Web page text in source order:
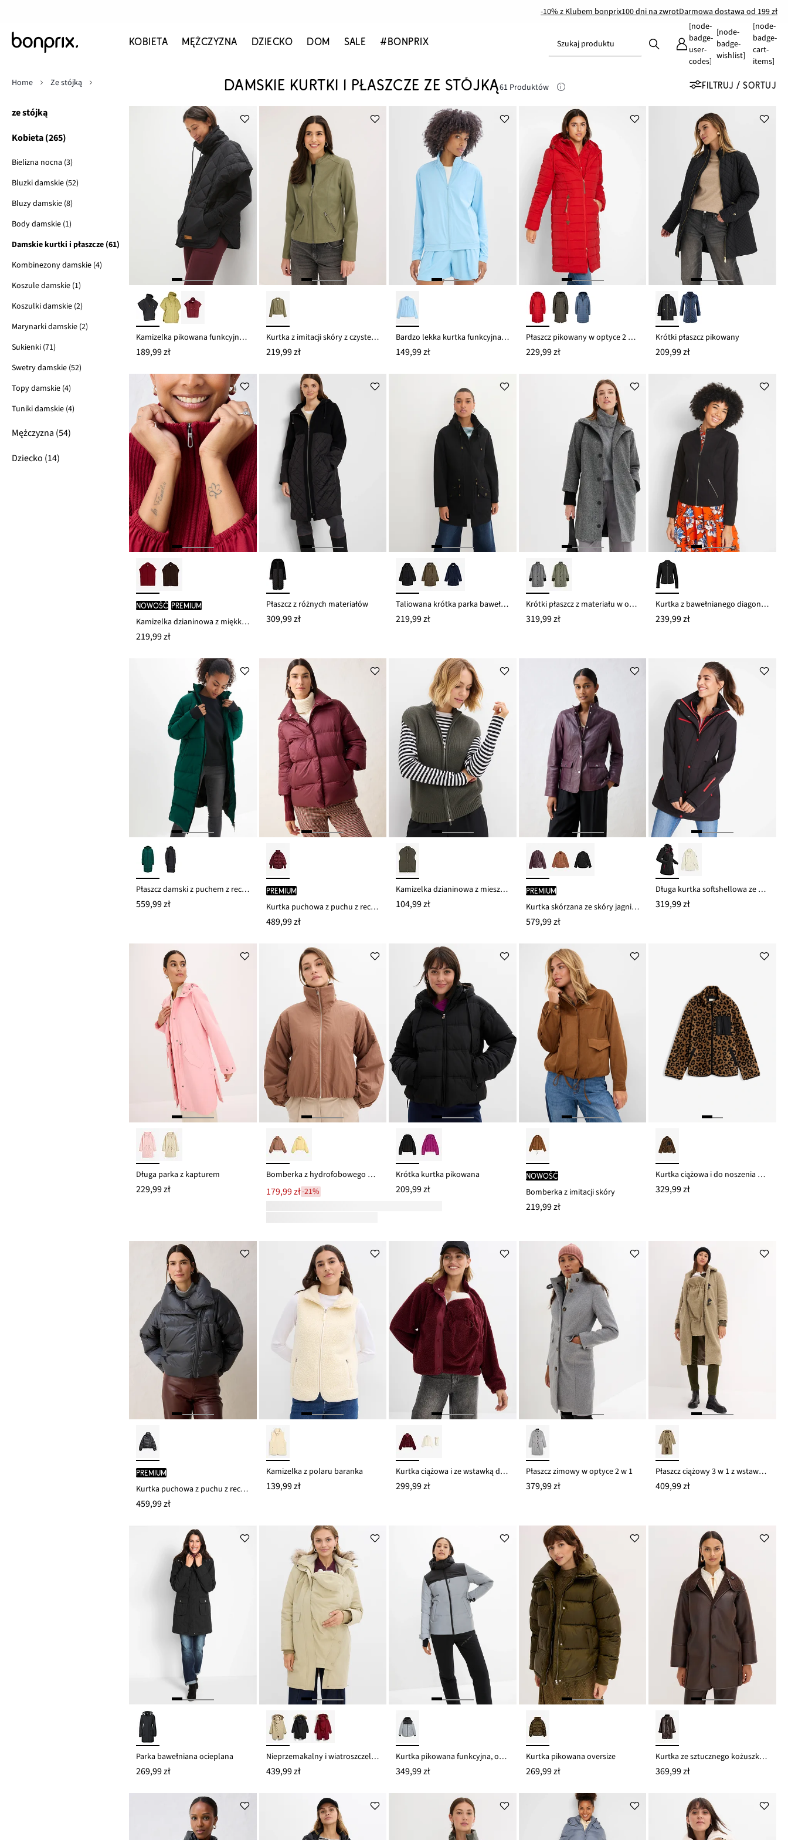
-10% z Klubem bonprix100 dni na zwrotDarmowa dostawa od 199 zł
KOBIETA MĘŻCZYZNA DZIECKO DOM SALE #BONPRIX Szukaj produktu
[node-
badge-
user-
codes]
[node-
badge-
wishlist]
[node-
badge-
cart-
items]
ze stójką
Kobieta (265)
Bielizna nocna (3)
Bluzki damskie (52)
Bluzy damskie (8)
Body damskie (1)
Damskie kurtki i płaszcze (61)
Kombinezony damskie (4)
Koszule damskie (1)
Koszulki damskie (2)
Marynarki damskie (2)
Sukienki (71)
Swetry damskie (52)
Topy damskie (4)
Tuniki damskie (4)
Mężczyzna (54)
Dziecko (14)
Home Ze stójką DAMSKIE KURTKI I PŁASZCZE ZE STÓJKĄ61 Produktów FILTRUJ / SORTUJ
Kamizelka pikowana funkcyjna oversize, hydrofobowa
189,99 zł
Kurtka z imitacji skóry z czystej wiskozy
219,99 zł
Bardzo lekka kurtka funkcyjna, szybkoschnąca
149,99 zł
Płaszcz pikowany w optyce 2 w 1
229,99 zł
Krótki płaszcz pikowany
209,99 zł
nowość PREMIUM
Kamizelka dzianinowa z miękkiej mieszanki wełny
219,99 zł
Płaszcz z różnych materiałów
309,99 zł
Taliowana krótka parka bawełniana ze stójką
219,99 zł
Krótki płaszcz z materiału w optyce wełny
319,99 zł
Kurtka z bawełnianego diagonalu, z elastycznymi wstawkami po bokach
239,99 zł
Płaszcz damski z puchem z recyklingu
559,99 zł
PREMIUM
Kurtka puchowa z puchu z recyklingu, z rękawami z dzianiny
489,99 zł
Kamizelka dzianinowa z mieszanki bawełny
104,99 zł
PREMIUM
Kurtka skórzana ze skóry jagnięcej nappa
579,99 zł
Długa kurtka softshellowa ze stretchem, hydrofobowa
319,99 zł
Długa parka z kapturem
229,99 zł
Bomberka z hydrofobowego materiału, bufiasty dół
179,99 zł-21%
Krótka kurtka pikowana
209,99 zł
nowość
Bomberka z imitacji skóry
219,99 zł
Kurtka ciążowa i do noszenia dzieci 3 w 1 z kożuszka polarowego
329,99 zł
PREMIUM
Kurtka puchowa z puchu z recyklingu, hydrofobowa
459,99 zł
Kamizelka z polaru baranka
139,99 zł
Kurtka ciążowa i ze wstawką do noszenia dziecka, 3 w 1, z kożuszka polarowego
299,99 zł
Płaszcz zimowy w optyce 2 w 1
379,99 zł
Płaszcz ciążowy 3 w 1 z wstawką na nosidełko niemowlęce z polaru kożuszka
409,99 zł
Parka bawełniana ocieplana
269,99 zł
Nieprzemakalny i wiatroszczelny płaszcz ciążowy 3 w 1 ze wstawką do noszenia dziecka
439,99 zł
Kurtka pikowana funkcyjna, odblaskowa
349,99 zł
Kurtka pikowana oversize
269,99 zł
Kurtka ze sztucznego kożuszka owczego
369,99 zł